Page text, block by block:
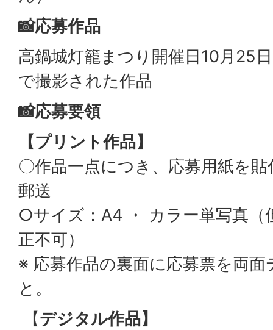
📸応募作品
高鍋城灯籠まつり開催日10月25
で撮影された作品
📸応募要領
【プリント作品】
〇作品一点につき、応募用紙を
郵送
○サイズ：A4 ・ カラー単写真（
正不可）
※ 応募作品の裏面に応募票を両
と。
【デジタル作品】